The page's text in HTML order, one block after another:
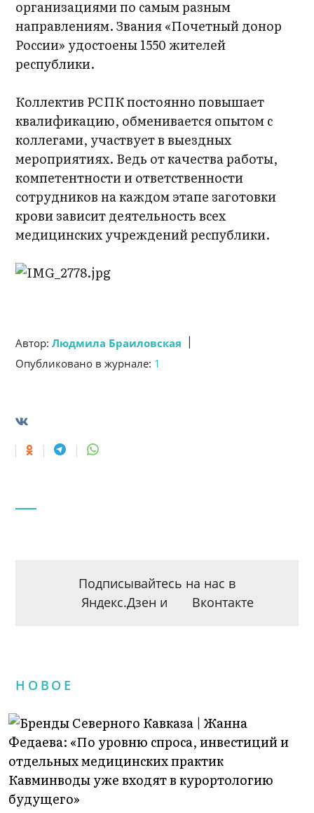
организациями по самым разным
направлениям. Звания «Почетный донор
России» удостоены 1550 жителей
республики.
Коллектив РСПК постоянно повышает
квалификацию, обменивается опытом с
коллегами, участвует в выездных
мероприятиях. Ведь от качества работы,
компетентности и ответственности
сотрудников на каждом этапе заготовки
крови зависит деятельность всех
медицинских учреждений республики.
Автор:Людмила Браиловская |
Опубликовано в журнале: 1
Подписывайтесь на нас в
Яндекс.Дзен и Вконтакте
НОВОЕ